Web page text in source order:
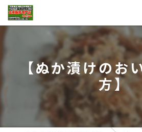
【ぬか漬けのお
方】